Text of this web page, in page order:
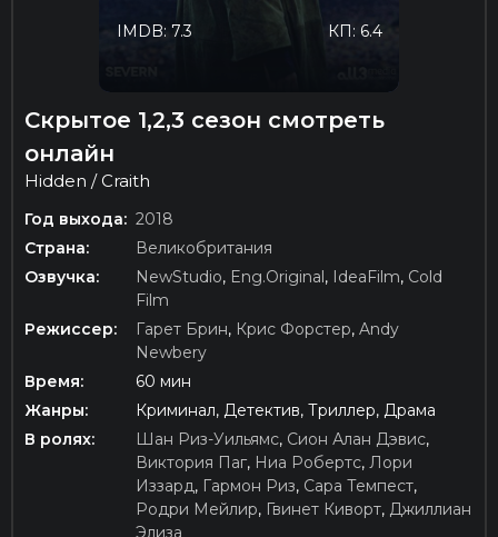
КП: 6.4
IMDB: 7.3
Скрытое 1,2,3 сезон смотреть
онлайн
Hidden / Craith
Год выхода: 2018
Страна:
Великобритания
Озвучка:
NewStudio, Eng.Original , IdeaFilm, Cold
Film
Режиссер:
Гарет Брин, Крис Форстер, Andy
Newbery
Время:
60 мин
Жанры:
Криминал, Детектив, Триллер, Драма
В ролях:
Шан Риз-Уильямс, Сион Алан Дэвис,
Виктория Паг, Ниа Робертс, Лори
Иззард, Гармон Риз, Сара Темпест,
Родри Мейлир, Гвинет Киворт, Джиллиан
Элиза